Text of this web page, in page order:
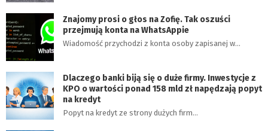
Znajomy prosi o głos na Zofię. Tak oszuści
przejmują konta na WhatsAppie
Wiadomość przychodzi z konta osoby zapisanej w…
Dlaczego banki biją się o duże firmy. Inwestycje z
KPO o wartości ponad 158 mld zł napędzają popyt
na kredyt
Popyt na kredyt ze strony dużych firm…